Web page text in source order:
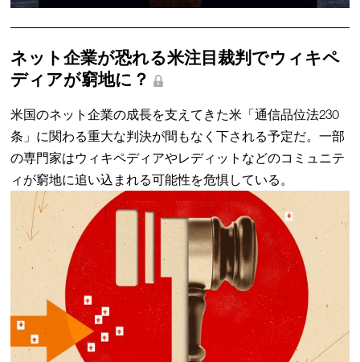
ネット企業が恐れる米注目裁判でウィキペ
ディアが窮地に？
米国のネット企業の成長を支えてきた米「通信品位法230
条」に関わる重大な判決が間もなく下される予定だ。一部
の専門家はウィキペディアやレディットなどのコミュニテ
ィが窮地に追い込まれる可能性を危惧している。